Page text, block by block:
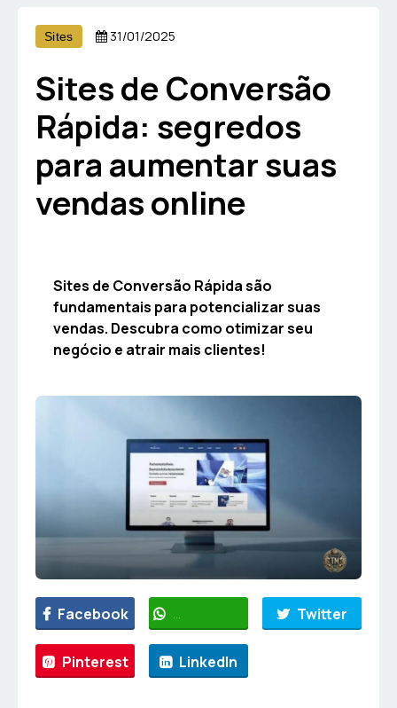
Sites 31/01/2025
Sites de Conversão
Rápida: segredos
para aumentar suas
vendas online
Sites de Conversão Rápida são
fundamentais para potencializar suas
vendas. Descubra como otimizar seu
negócio e atrair mais clientes!
Facebook WhatsApp Twitter
Pinterest LinkedIn